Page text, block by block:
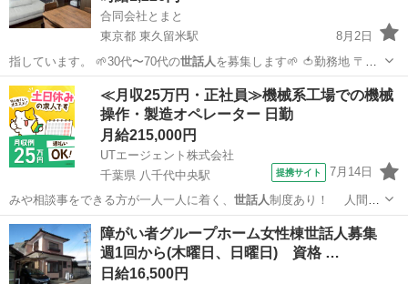
合同会社とまと
東京都 東久留米駅
8月2日
指しています。 🌱30代〜70代の世話人 を募集します🌱 🍅勤務地 〒
20…
東京 東久留米市 東久留米駅 その他
≪月収25万円・正社員≫機械系工場での機械
操作・製造オペレーター 日勤
月給215,000円
UTエージェント株式会社
千葉県 八千代中央駅
提携サイト 7月14日
みや相談事をできる方が一人一人に着く、 世話人制度あり！ 人間関
係良好で働きやすい…
千葉 八千代市 八千代中央駅 その他
障がい者グループホーム女性棟世話人募集
週1回から(木曜日、日曜日) 資格 …
日給16,500円